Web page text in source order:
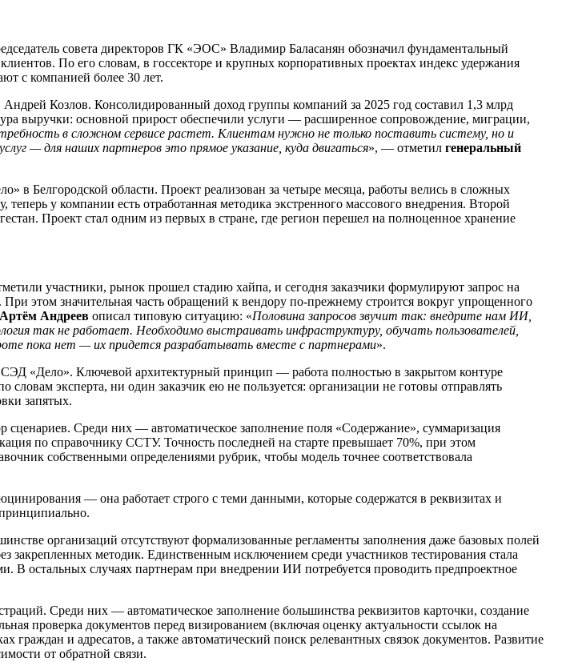
совета директоров ГК «ЭОС» Владимир Баласанян обозначил фундаментальный
По его словам, в госсекторе и крупных корпоративных проектах индекс удержания
с компанией более 30 лет.
Козлов. Консолидированный доход группы компаний за 2025 год составил 1,3 млрд
выручки: основной прирост обеспечили услуги — расширенное сопровождение, миграции,
в сложном сервисе растет. Клиентам нужно не только поставить систему, но и
— для наших партнеров это прямое указание, куда двигаться», — отметил генеральный
в Белгородской области. Проект реализован за четыре месяца, работы велись в сложных
у компании есть отработанная методика экстренного массового внедрения. Второй
Проект стал одним из первых в стране, где регион перешел на полноценное хранение
участники, рынок прошел стадию хайпа, и сегодня заказчики формулируют запрос на
этом значительная часть обращений к вендору по-прежнему строится вокруг упрощенного
Андреев описал типовую ситуацию: «Половина запросов звучит так: внедрите нам ИИ,
так не работает. Необходимо выстраивать инфраструктуру, обучать пользователей,
пока нет — их придется разрабатывать вместе с партнерами».
«Дело». Ключевой архитектурный принцип — работа полностью в закрытом контуре
эксперта, ни один заказчик ею не пользуется: организации не готовы отправлять
запятых.
Среди них — автоматическое заполнение поля «Содержание», суммаризация
по справочнику ССТУ. Точность последней на старте превышает 70%, при этом
собственными определениями рубрик, чтобы модель точнее соответствовала
— она работает строго с теми данными, которые содержатся в реквизитах и
организаций отсутствуют формализованные регламенты заполнения даже базовых полей
закрепленных методик. Единственным исключением среди участников тестирования стала
В остальных случаях партнерам при внедрении ИИ потребуется проводить предпроектное
Среди них — автоматическое заполнение большинства реквизитов карточки, создание
проверка документов перед визированием (включая оценку актуальности ссылок на
и адресатов, а также автоматический поиск релевантных связок документов. Развитие
от обратной связи.